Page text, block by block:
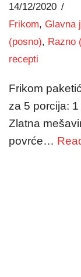
14/12/2020
Frikom, Glavna
(posno), Razno
recepti
Frikom
za 5 porcija:
Zlatna
povrće…